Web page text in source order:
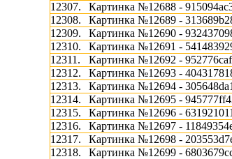
12307. Картинка №12688 -
12308. Картинка №12689 -
12309. Картинка №12690 -
12310. Картинка №12691 -
12311. Картинка №12692 -
12312. Картинка №12693 -
12313. Картинка №12694 -
12314. Картинка №12695 -
12315. Картинка №12696 -
12316. Картинка №12697 -
12317. Картинка №12698 -
12318. Картинка №12699 -